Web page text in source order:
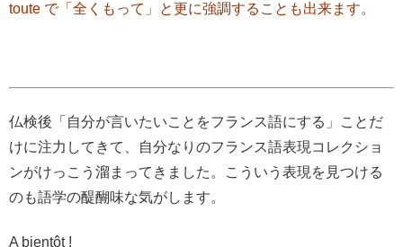
toute で「全くもって」と更に強調することも出来ます。
仏検後「自分が言いたいことをフランス語にする」ことだ
けに注力してきて、自分なりのフランス語表現コレクショ
ンがけっこう溜まってきました。こういう表現を見つける
のも語学の醍醐味な気がします。
A bientôt !